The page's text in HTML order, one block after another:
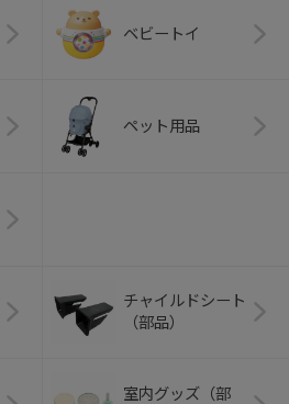
ベビートイ
ペット用品
チャイルドシート
（部品）
室内グッズ（部